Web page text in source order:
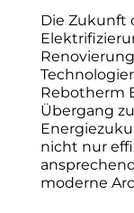
Die Zukunft
Rebotherm
Übergang
nicht nur
moderne